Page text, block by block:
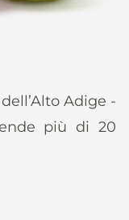
Adige -
più di 20